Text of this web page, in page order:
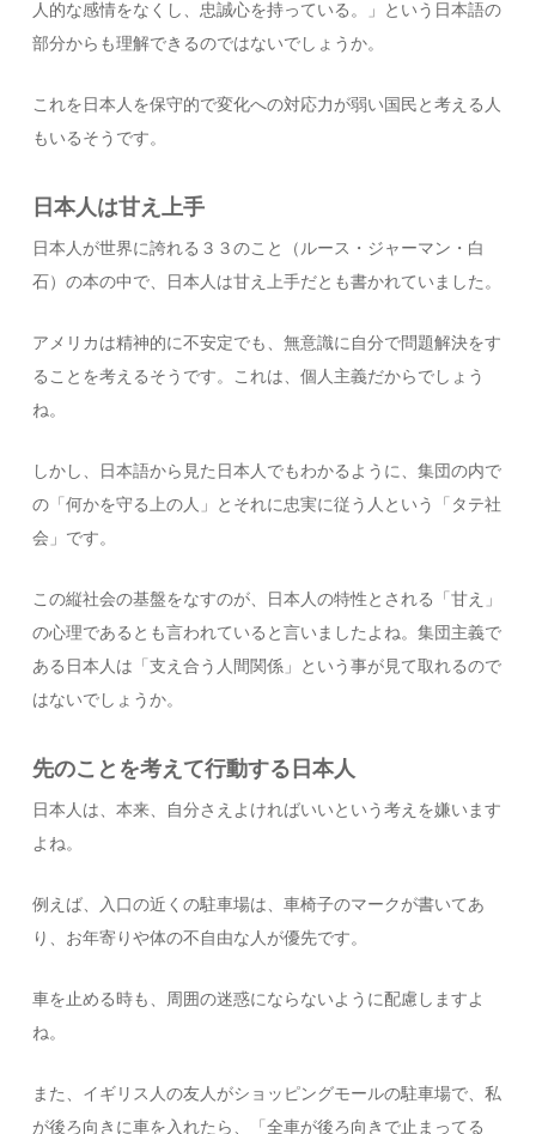
人的な感情をなくし、忠誠心を持っている。」という日本語の
部分からも理解できるのではないでしょうか。
これを日本人を保守的で変化への対応力が弱い国民と考える人
もいるそうです。
日本人は甘え上手
日本人が世界に誇れる３３のこと（ルース・ジャーマン・白
石）の本の中で、日本人は甘え上手だとも書かれていました。
アメリカは精神的に不安定でも、無意識に自分で問題解決をす
ることを考えるそうです。これは、個人主義だからでしょう
ね。
しかし、日本語から見た日本人でもわかるように、集団の内で
の「何かを守る上の人」とそれに忠実に従う人という「タテ社
会」です。
この縦社会の基盤をなすのが、日本人の特性とされる「甘え」
の心理であるとも言われていると言いましたよね。集団主義で
ある日本人は「支え合う人間関係」という事が見て取れるので
はないでしょうか。
先のことを考えて行動する日本人
日本人は、本来、自分さえよければいいという考えを嫌います
よね。
例えば、入口の近くの駐車場は、車椅子のマークが書いてあ
り、お年寄りや体の不自由な人が優先です。
車を止める時も、周囲の迷惑にならないように配慮しますよ
ね。
また、イギリス人の友人がショッピングモールの駐車場で、私
が後ろ向きに車を入れたら、「全車が後ろ向きで止まってる